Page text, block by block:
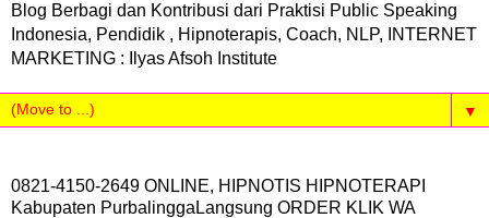
Blog Berbagi dan Kontribusi dari Praktisi Public Speaking
Indonesia, Pendidik , Hipnoterapis, Coach, NLP, INTERNET
MARKETING : Ilyas Afsoh Institute
▼
0821-4150-2649 ONLINE, HIPNOTIS HIPNOTERAPI
Kabupaten PurbalinggaLangsung ORDER KLIK WA